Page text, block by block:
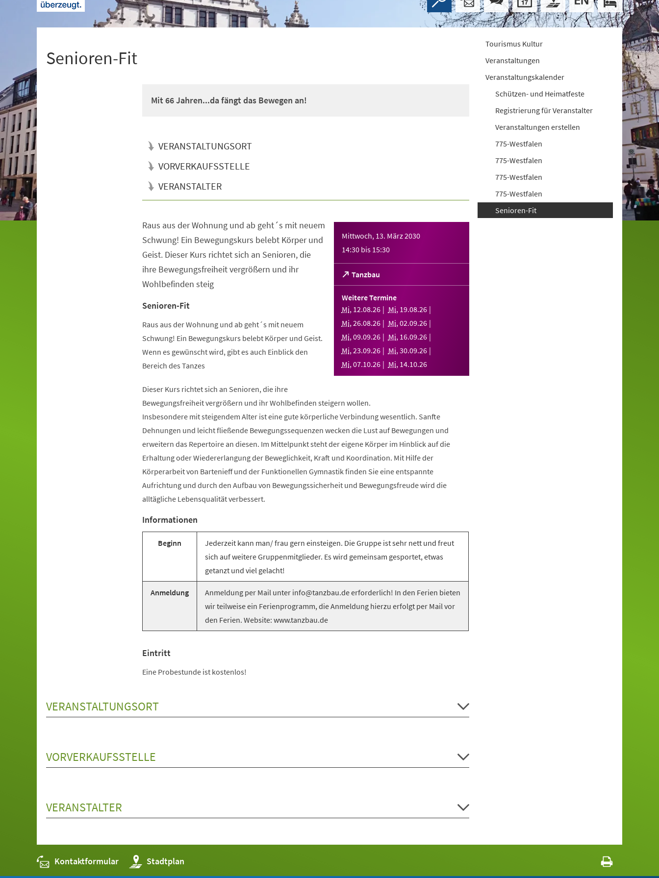
Senioren-Fit
Mit 66 Jahren...da fängt das Bewegen an!
VERANSTALTUNGSORT
VORVERKAUFSSTELLE
VERANSTALTER
Mittwoch, 13. März 2030
14:30 bis 15:30
Tanzbau
(Öffnet
in
einem
neuen
Tab)
Weitere Termine
Mi, 12.08.26 Mi, 19.08.26
Mi,26.08.26 Mi,02.09.26
Mi,09.09.26 Mi, 16.09.26
Mi,23.09.26 Mi,30.09.26
Mi,07.10.26 Mi, 14.10.26
Raus aus der Wohnung und ab geht´s mit neuem
Schwung! Ein Bewegungskurs belebt Körper und
Geist. Dieser Kurs richtet sich an Senioren, die
ihre Bewegungsfreiheit vergrößern und ihr
Wohlbefinden steig
Senioren-Fit
Raus aus der Wohnung und ab geht´s mit neuem
Schwung! Ein Bewegungskurs belebt Körper und Geist.
Wenn es gewünscht wird, gibt es auch Einblick den
Bereich des Tanzes
Dieser Kurs richtet sich an Senioren, die ihre
Bewegungsfreiheit vergrößern und ihr Wohlbefinden steigern wollen.
Insbesondere mit steigendem Alter ist eine gute körperliche Verbindung wesentlich. Sanfte
Dehnungen und leicht fließende Bewegungssequenzen wecken die Lust auf Bewegungen und
erweitern das Repertoire an diesen. Im Mittelpunkt steht der eigene Körper im Hinblick auf die
Erhaltung oder Wiedererlangung der Beweglichkeit, Kraft und Koordination. Mit Hilfe der
Körperarbeit von Bartenieff und der Funktionellen Gymnastik finden Sie eine entspannte
Aufrichtung und durch den Aufbau von Bewegungssicherheit und Bewegungsfreude wird die
alltägliche Lebensqualität verbessert.
Informationen
Beginn
Jederzeit kann man/ frau gern einsteigen. Die Gruppe ist sehr nett und freut
sich auf weitere Gruppenmitglieder. Es wird gemeinsam gesportet, etwas
getanzt und viel gelacht!
Anmeldung
Anmeldung per Mail unter info@tanzbau.de erforderlich! In den Ferien bieten
wir teilweise ein Ferienprogramm, die Anmeldung hierzu erfolgt per Mail vor
den Ferien. Website: www.tanzbau.de
Eintritt
Eine Probestunde ist kostenlos!
VERANSTALTUNGSORT
VORVERKAUFSSTELLE
VERANSTALTER
Tourismus Kultur
Veranstaltungen
Veranstaltungskalender
Schützen- und Heimatfeste
Registrierung für Veranstalter
Veranstaltungen erstellen
775-Westfalen
775-Westfalen
775-Westfalen
775-Westfalen
Senioren-Fit
Kontaktformular Stadtplan
(Öffnet
in